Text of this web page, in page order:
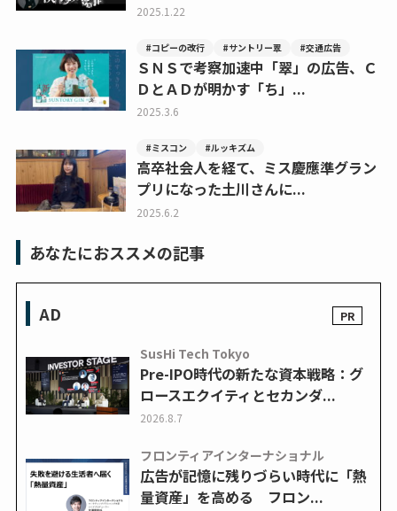
2025.1.22
#コピーの改行 #サントリー翠 #交通広告
ＳＮＳで考察加速中「翠」の広告、Ｃ
ＤとＡＤが明かす「ち」...
2025.3.6
#ミスコン #ルッキズム
高卒社会人を経て、ミス慶應準グラン
プリになった土川さんに...
2025.6.2
あなたにおススメの記事
AD
SusHi Tech Tokyo
Pre-IPO時代の新たな資本戦略：グ
ロースエクイティとセカンダ...
2026.8.7
フロンティアインターナショナル
広告が記憶に残りづらい時代に「熱
量資産」を高める フロン...